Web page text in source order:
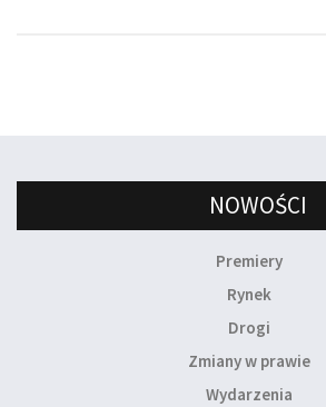
NOWOŚCI
Premiery
Rynek
Drogi
Zmiany w prawie
Wydarzenia